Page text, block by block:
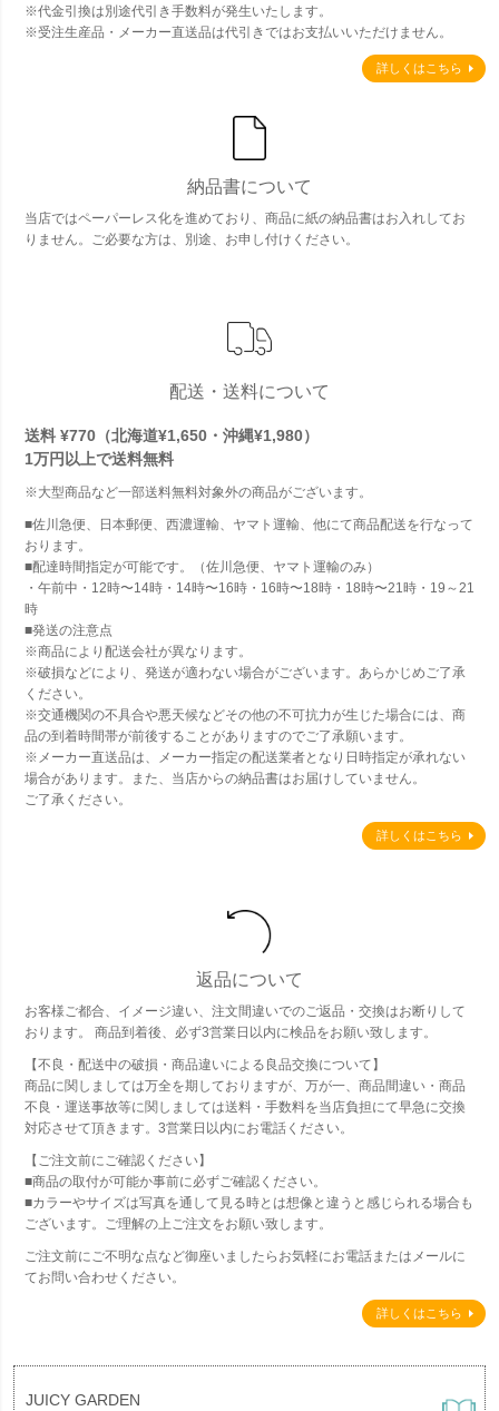
※代金引換は別途代引き手数料が発生いたします。
※受注生産品・メーカー直送品は代引きではお支払いいただけません。
詳しくはこちら
納品書について
当店ではペーパーレス化を進めており、商品に紙の納品書はお入れしてお
りません。ご必要な方は、別途、お申し付けください。
配送・送料について
送料 ¥770（北海道¥1,650・沖縄¥1,980）
1万円以上で送料無料
※大型商品など一部送料無料対象外の商品がございます。
■佐川急便、日本郵便、西濃運輸、ヤマト運輸、他にて商品配送を行なって
おります。
■配達時間指定が可能です。（佐川急便、ヤマト運輸のみ）
・午前中・12時〜14時・14時〜16時・16時〜18時・18時〜21時・19～21
時
■発送の注意点
※商品により配送会社が異なります。
※破損などにより、発送が適わない場合がございます。あらかじめご了承
ください。
※交通機関の不具合や悪天候などその他の不可抗力が生じた場合には、商
品の到着時間帯が前後することがありますのでご了承願います。
※メーカー直送品は、メーカー指定の配送業者となり日時指定が承れない
場合があります。また、当店からの納品書はお届けしていません。
ご了承ください。
詳しくはこちら
返品について
お客様ご都合、イメージ違い、注文間違いでのご返品・交換はお断りして
おります。 商品到着後、必ず3営業日以内に検品をお願い致します。
【不良・配送中の破損・商品違いによる良品交換について】
商品に関しましては万全を期しておりますが、万が一、商品間違い・商品
不良・運送事故等に関しましては送料・手数料を当店負担にて早急に交換
対応させて頂きます。3営業日以内にお電話ください。
【ご注文前にご確認ください】
■商品の取付が可能か事前に必ずご確認ください。
■カラーやサイズは写真を通して見る時とは想像と違うと感じられる場合も
ございます。ご理解の上ご注文をお願い致します。
ご注文前にご不明な点など御座いましたらお気軽にお電話またはメールに
てお問い合わせください。
詳しくはこちら
JUICY GARDEN